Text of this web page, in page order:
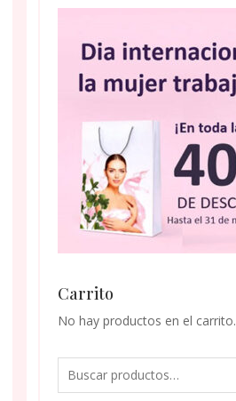
Carrito
No hay productos en el carrito.